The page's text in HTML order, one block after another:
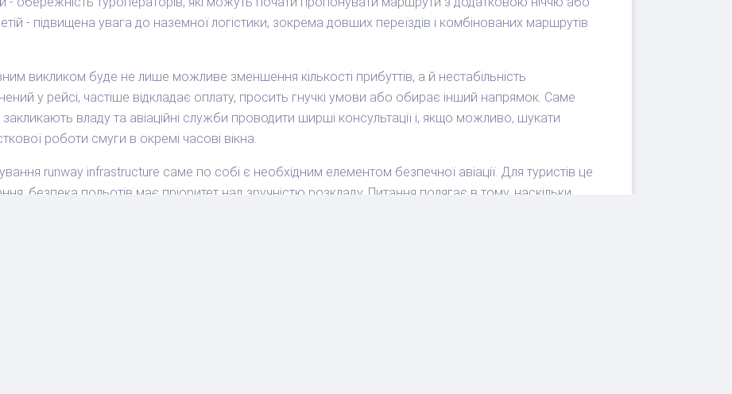
- підвищена увага до наземної логістики, зокрема довших переїздів і комбінованих маршрутів
викликом буде не лише можливе зменшення кількості прибуттів, а й нестабільність
у рейсі, частіше відкладає оплату, просить гнучкі умови або обирає інший напрямок. Саме
закликають владу та авіаційні служби проводити ширші консультації і, якщо можливо, шукати
роботи смуги в окремі часові вікна.
runway infrastructure саме по собі є необхідним елементом безпечної авіації. Для туристів це
безпека польотів має пріоритет над зручністю розкладу. Питання полягає в тому, наскільки